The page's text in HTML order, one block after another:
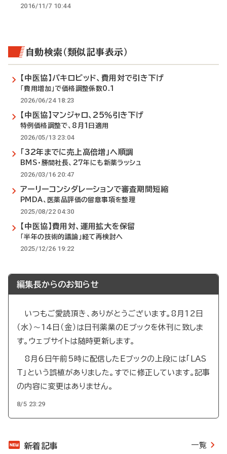
2016/11/7 10:44
自動検索（類似記事表示）
【中医協】パキロビッド、費用対で引き下げ
「費用増加」で価格調整係数0.1
2026/06/24 18:23
【中医協】マンジャロ、25％引き下げ
特例価格調整で、8月1日適用
2026/05/13 23:04
「32年までに売上高倍増」へ順調
BMS・勝間社長、27年にも新薬ラッシュ
2026/03/16 20:47
アーリーコンシダレーションで審査期間短縮
PMDA、医薬品評価の留意事項を整理
2025/08/22 04:30
【中医協】費用対、運用拡大を保留
「半年の技術的議論」経て再検討へ
2025/12/26 19:22
編集長からのお知らせ
いつもご愛読頂き、ありがとうございます。8月12日
（水）～14日（金）は日刊薬業のEブックを休刊に致しま
す。ウェブサイトは随時更新します。
8月6日午前5時に配信したEブックの上段には「LAS
T」という誤植がありました。すでに修正しています。記事
の内容に変更はありません。
8/5 23:29
新着記事 一覧